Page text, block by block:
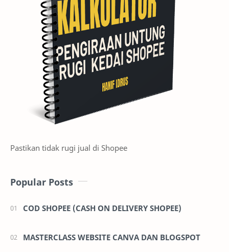
Pastikan tidak rugi jual di Shopee
Popular Posts
COD SHOPEE (CASH ON DELIVERY SHOPEE)
MASTERCLASS WEBSITE CANVA DAN BLOGSPOT